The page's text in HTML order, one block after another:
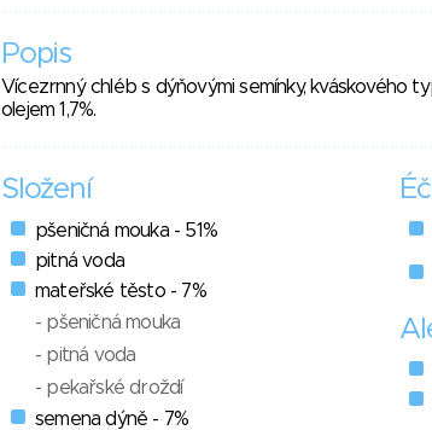
Popis
Vícezrnný chléb s dýňovými semínky, kváskového
olejem 1,7%.
Složení
pšeničná mouka - 51%
pitná voda
mateřské těsto - 7%
- pšeničná mouka
- pitná voda
- pekařské droždí
semena dýně - 7%